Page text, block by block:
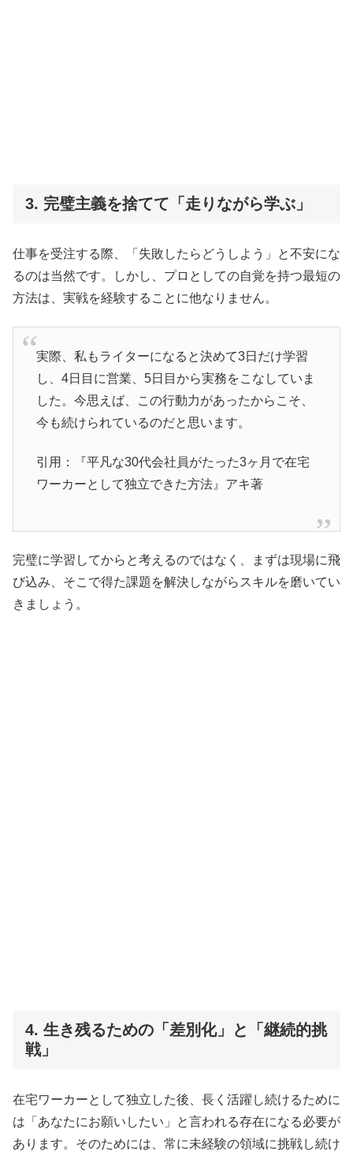
3. 完璧主義を捨てて「走りながら学ぶ」
仕事を受注する際、「失敗したらどうしよう」と不安にな
るのは当然です。しかし、プロとしての自覚を持つ最短の
方法は、実戦を経験することに他なりません。
実際、私もライターになると決めて3日だけ学習
し、4日目に営業、5日目から実務をこなしていま
した。今思えば、この行動力があったからこそ、
今も続けられているのだと思います。
引用：『平凡な30代会社員がたった3ヶ月で在宅
ワーカーとして独立できた方法』アキ著
完璧に学習してからと考えるのではなく、まずは現場に飛
び込み、そこで得た課題を解決しながらスキルを磨いてい
きましょう。
4. 生き残るための「差別化」と「継続的挑
戦」
在宅ワーカーとして独立した後、長く活躍し続けるために
は「あなたにお願いしたい」と言われる存在になる必要が
あります。そのためには、常に未経験の領域に挑戦し続け